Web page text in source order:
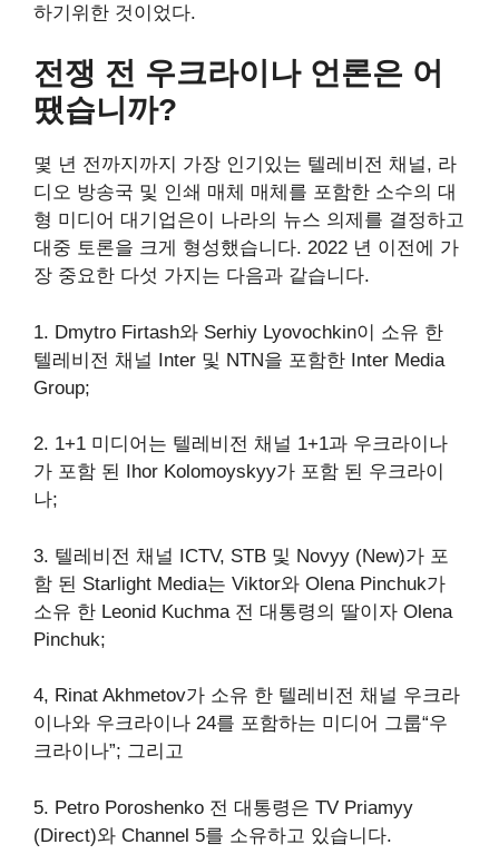
하기위한 것이었다.
전쟁 전 우크라이나 언론은 어
땠습니까?
몇 년 전까지까지 가장 인기있는 텔레비전 채널, 라
디오 방송국 및 인쇄 매체 매체를 포함한 소수의 대
형 미디어 대기업은이 나라의 뉴스 의제를 결정하고
대중 토론을 크게 형성했습니다. 2022 년 이전에 가
장 중요한 다섯 가지는 다음과 같습니다.
1. Dmytro Firtash와 Serhiy Lyovochkin이 소유 한
텔레비전 채널 Inter 및 NTN을 포함한 Inter Media
Group;
2. 1+1 미디어는 텔레비전 채널 1+1과 우크라이나
가 포함 된 Ihor Kolomoyskyy가 포함 된 우크라이
나;
3. 텔레비전 채널 ICTV, STB 및 Novyy (New)가 포
함 된 Starlight Media는 Viktor와 Olena Pinchuk가
소유 한 Leonid Kuchma 전 대통령의 딸이자 Olena
Pinchuk;
4, Rinat Akhmetov가 소유 한 텔레비전 채널 우크라
이나와 우크라이나 24를 포함하는 미디어 그룹“우
크라이나”; 그리고
5. Petro Poroshenko 전 대통령은 TV Priamyy
(Direct)와 Channel 5를 소유하고 있습니다.